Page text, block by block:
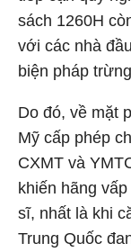
sách 1260H
với các nhà
biện pháp
Do đó, về mặt
Mỹ cấp phép
CXMT và
khiến hãng
sĩ, nhất là khi
Trung Quốc